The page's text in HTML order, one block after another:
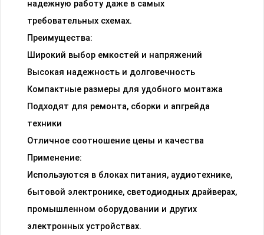
надежную работу даже в самых
требовательных схемах.
Преимущества:
Широкий выбор емкостей и напряжений
Высокая надежность и долговечность
Компактные размеры для удобного монтажа
Подходят для ремонта, сборки и апгрейда
техники
Отличное соотношение цены и качества
Применение:
Используются в блоках питания, аудиотехнике,
бытовой электронике, светодиодных драйверах,
промышленном оборудовании и других
электронных устройствах.